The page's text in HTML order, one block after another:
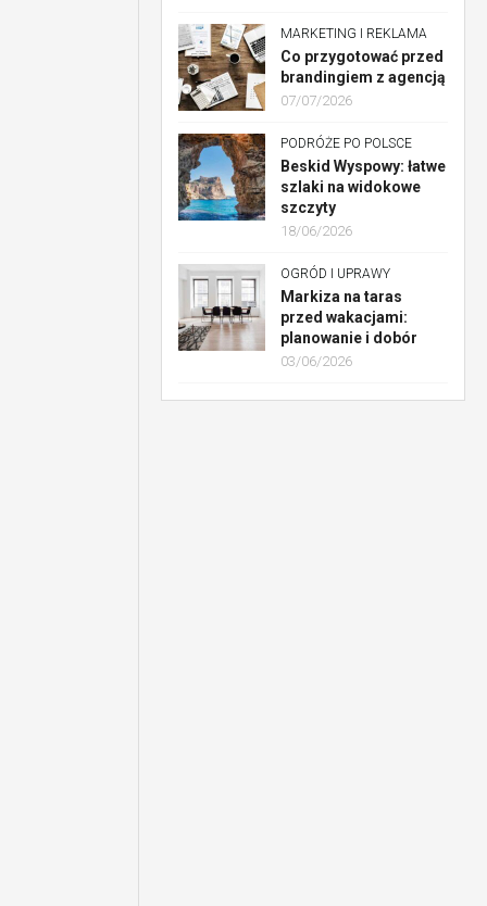
MARKETING I REKLAMA
Co przygotować przed
brandingiem z agencją
07/07/2026
PODRÓŻE PO POLSCE
Beskid Wyspowy: łatwe
szlaki na widokowe
szczyty
18/06/2026
OGRÓD I UPRAWY
Markiza na taras
przed wakacjami:
planowanie i dobór
03/06/2026